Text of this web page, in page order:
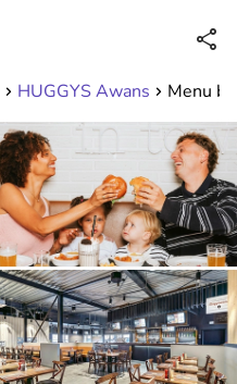
Disponible jusqu'à 23:00 heures
HUGGYS Awans Menu